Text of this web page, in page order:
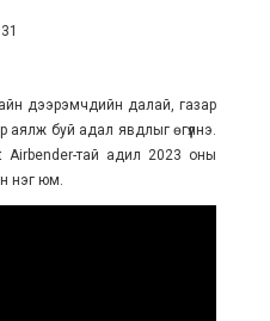
дээрэмчдийн далай, газар
буй адал явдлыг өгүүлнэ.
Airbender-тай адил 2023 оны
нэг юм.